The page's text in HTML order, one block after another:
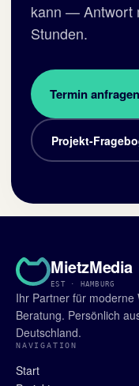
kann — Antwort
Stunden.
Termin anfragen
Projekt-
MietzMedia
EST · HAMBURG
Ihr Partner für moderne
Beratung. Persönlich
Deutschland.
NAVIGATION
Start